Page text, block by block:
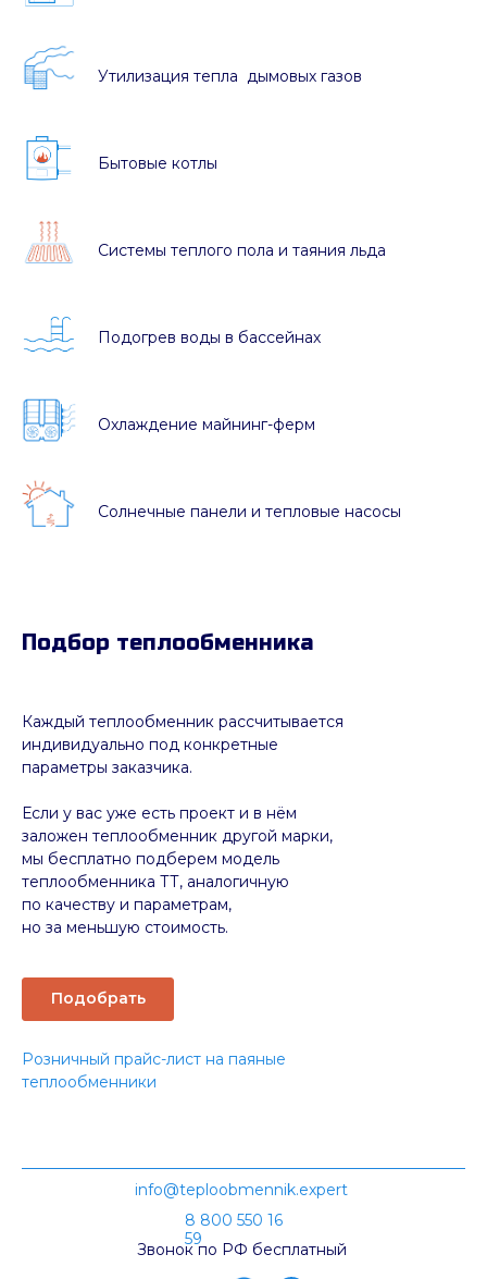
Утилизация тепла дымовых газов
Бытовые котлы
Системы теплого пола и таяния льда
Подогрев воды в бассейнах
Охлаждение майнинг-ферм
Солнечные панели и тепловые насосы
Подбор теплообменника
Подобрать
Каждый теплообменник рассчитывается
индивидуально под конкретные
параметры заказчика.
Если у вас уже есть проект и в нём
заложен теплообменник другой марки,
мы бесплатно подберем модель
теплообменника ТТ, аналогичную
по качеству и параметрам,
но за меньшую стоимость.
Розничный прайс-лист на паяные
теплообменники
Звонок по РФ бесплатный
8 800 550 16
59
info@teploobmennik.expert